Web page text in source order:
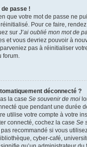
de passe !
que votre mot de passe ne
Pour ce faire,
sur J’ai oublié mon mot de
et vous devriez pouvoir à
pas à réinitialiser
forum.
déconnecté ?
la case Se souvenir de moi
que pendant une durée
utilise votre compte à votre
connecté, cochez la case Se
pas recommandé si vous
cyber-café,